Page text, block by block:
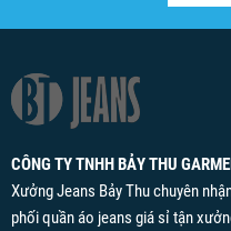
CÔNG TY TNHH BẢY THU
Xưởng Jeans Bảy Thu chuyên
phối quần áo jeans giá sỉ tận